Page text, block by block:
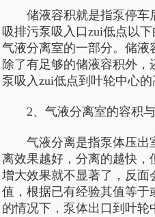
储液容积就是指泵停车
吸排污泵吸入口zui低点以
气液分离室的一部分。储
除了有足够的储液容积外
泵吸入zui低点到叶轮中心
2、气液分离室的容积与
气液分离是指泵体压出
离效果越好，分离的越快
增大效果就不显著了，反
值，根据已有经验其值等
的情况下，泵体出口到叶